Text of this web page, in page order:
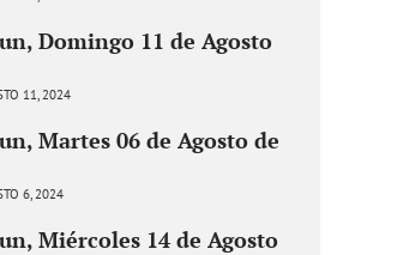
Domingo 11 de Agosto
11, 2024
Martes 06 de Agosto de
6, 2024
Miércoles 14 de Agosto